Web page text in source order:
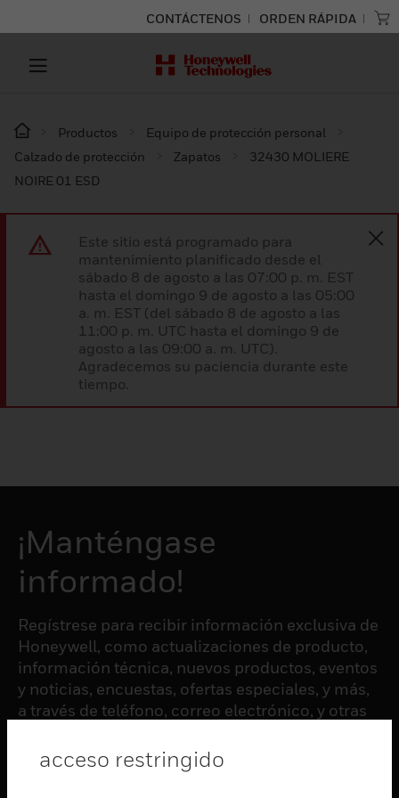
CONTÁCTENOS ORDEN RÁPIDA
Productos
Equipo de protección personal
Calzado de protección
Zapatos
32430 MOLIERE
NOIRE 01 ESD
Este sitio está programado para
mantenimiento planificado desde el
sábado 8 de agosto a las 07:00 p. m. EST
hasta el domingo 9 de agosto a las 05:00
a. m. EST (del sábado 8 de agosto a las
11:00 p. m. UTC hasta el domingo 9 de
agosto a las 09:00 a. m. UTC).
Agradecemos su paciencia durante este
tiempo.
¡Manténgase
informado!
Regístrese para recibir información exclusiva de
Honeywell, como actualizaciones de producto,
información técnica, nuevos productos, eventos
y noticias, encuestas, ofertas especiales, y más,
a través de teléfono, correo electrónico, y otras
acceso restringido